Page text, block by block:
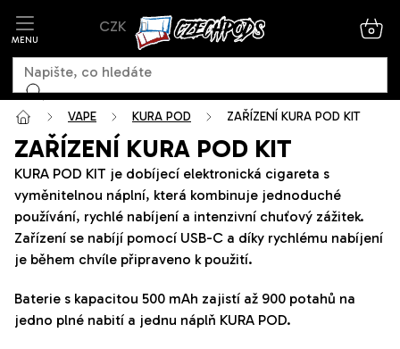
CZK
VAPE KURA POD ZAŘÍZENÍ KURA POD KIT
ZAŘÍZENÍ KURA POD KIT
KURA POD KIT je dobíjecí elektronická cigareta s
vyměnitelnou náplní, která kombinuje jednoduché
používání, rychlé nabíjení a intenzivní chuťový zážitek.
Zařízení se nabíjí pomocí USB-C a díky rychlému nabíjení
je během chvíle připraveno k použití.
Baterie s kapacitou 500 mAh zajistí až 900 potahů na
jedno plné nabití a jednu náplň KURA POD.